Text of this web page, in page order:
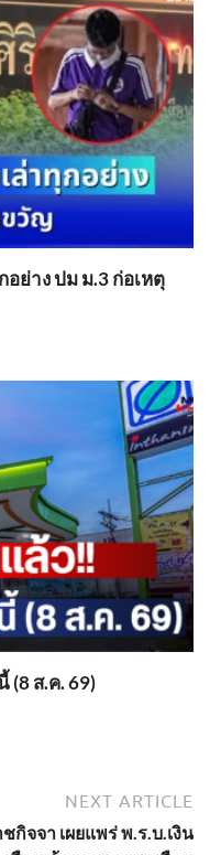
ย่าง ปม ม.3 ก่อเหตุ
(8 ส.ค. 69)
NEXT ARTICLE
ชกิจจา เผยแพร่ พ.ร.บ.เงิน